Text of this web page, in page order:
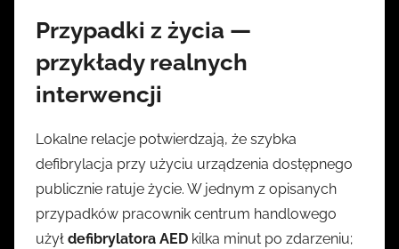
Przypadki z życia —
przykłady realnych
interwencji
Lokalne relacje potwierdzają, że szybka
defibrylacja przy użyciu urządzenia dostępnego
publicznie ratuje życie. W jednym z opisanych
przypadków pracownik centrum handlowego
użył defibrylatora AED kilka minut po zdarzeniu;